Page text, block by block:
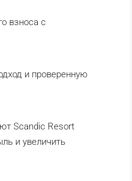
взноса с
и проверенную
Scandic Resort
и увеличить